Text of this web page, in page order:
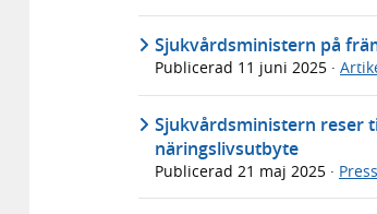
Sjukvårdsministern på
Publicerad 11 juni 2025 ·
Sjukvårdsministern reser
näringslivsutbyte
Publicerad 21 maj 2025 ·